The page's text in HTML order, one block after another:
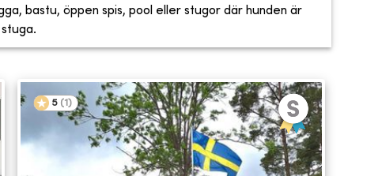
bastu, öppen spis, pool eller stugor där hunden är
5 (1 )